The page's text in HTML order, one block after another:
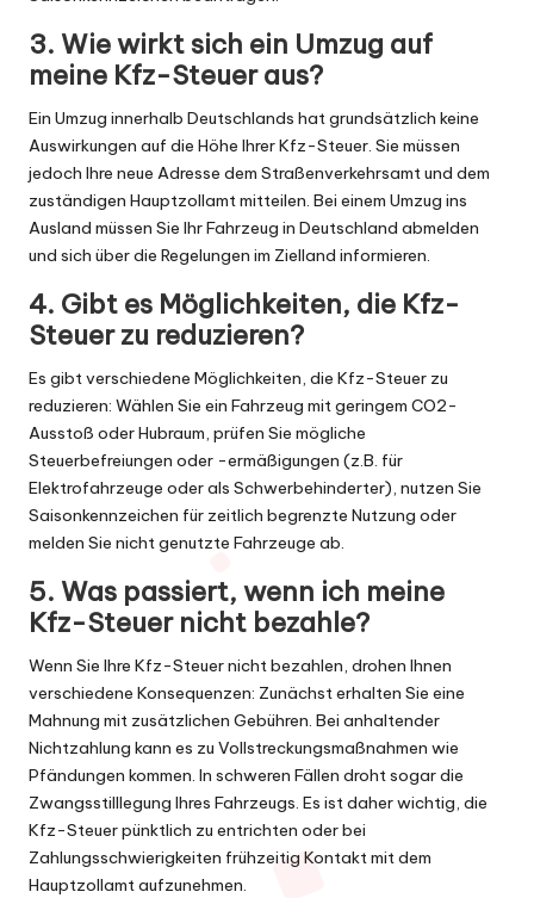
3. Wie wirkt sich ein Umzug auf
meine Kfz-Steuer aus?
Ein Umzug innerhalb Deutschlands hat grundsätzlich keine
Auswirkungen auf die Höhe Ihrer Kfz-Steuer. Sie müssen
jedoch Ihre neue Adresse dem Straßenverkehrsamt und dem
zuständigen Hauptzollamt mitteilen. Bei einem Umzug ins
Ausland müssen Sie Ihr Fahrzeug in Deutschland abmelden
und sich über die Regelungen im Zielland informieren.
4. Gibt es Möglichkeiten, die Kfz-
Steuer zu reduzieren?
Es gibt verschiedene Möglichkeiten, die Kfz-Steuer zu
reduzieren: Wählen Sie ein Fahrzeug mit geringem CO2-
Ausstoß oder Hubraum, prüfen Sie mögliche
Steuerbefreiungen oder -ermäßigungen (z.B. für
Elektrofahrzeuge oder als Schwerbehinderter), nutzen Sie
Saisonkennzeichen für zeitlich begrenzte Nutzung oder
melden Sie nicht genutzte Fahrzeuge ab.
5. Was passiert, wenn ich meine
Kfz-Steuer nicht bezahle?
Wenn Sie Ihre Kfz-Steuer nicht bezahlen, drohen Ihnen
verschiedene Konsequenzen: Zunächst erhalten Sie eine
Mahnung mit zusätzlichen Gebühren. Bei anhaltender
Nichtzahlung kann es zu Vollstreckungsmaßnahmen wie
Pfändungen kommen. In schweren Fällen droht sogar die
Zwangsstilllegung Ihres Fahrzeugs. Es ist daher wichtig, die
Kfz-Steuer pünktlich zu entrichten oder bei
Zahlungsschwierigkeiten frühzeitig Kontakt mit dem
Hauptzollamt aufzunehmen.